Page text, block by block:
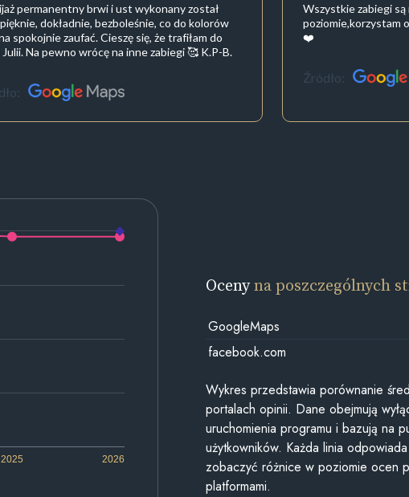
permanentny brwi i ust wykonany został
dokładnie, bezboleśnie, co do kolorów
spokojnie zaufać. Cieszę się, że trafiłam do
Julii. Na pewno wrócę na inne zabiegi 🥰 K.P-B.
Wszystkie zabiegi są
poziomie,korzystam
❤️
Źródło:
2025 2026
Ocenyna poszczególnych
GoogleMaps
facebook.com
Wykres przedstawia porównanie
portalach opinii. Dane obejmują
uruchomienia programu i bazują na
użytkowników. Każda linia
zobaczyć różnice w poziomie ocen
platformami.